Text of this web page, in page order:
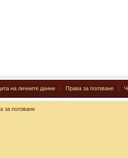
на личните данни Права за ползване
за ползване